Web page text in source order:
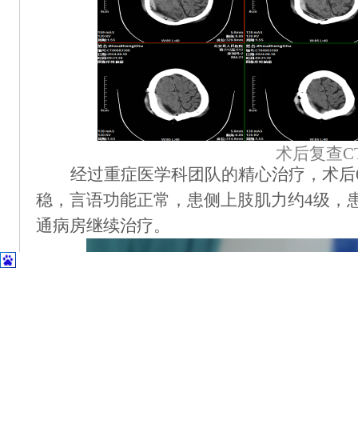
术后复查
经过重症医学科团队的精心治疗，术后
稳，言语功能正常，患侧上肢肌力约4级，
通病房继续治疗。